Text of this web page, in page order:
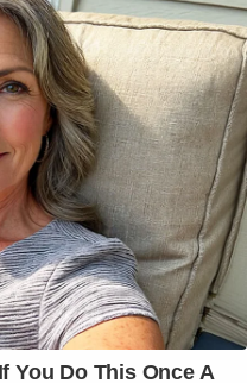
You Do This Once A